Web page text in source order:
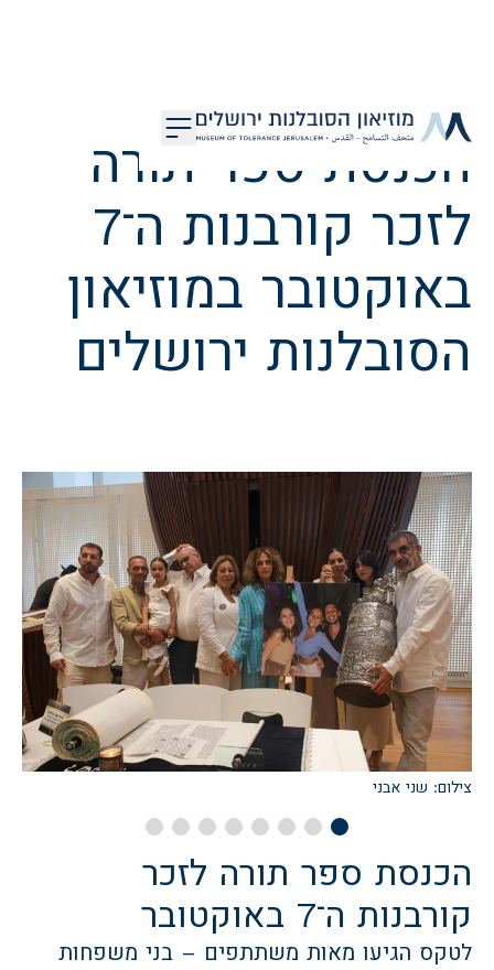
הכנסת ספר תורה
לזכר קורבנות ה־7
באוקטובר במוזיאון
הסובלנות ירושלים
הכנסת ספר תורה לזכר
קורבנות ה־7 באוקטובר
לטקס הגיעו מאות משתתפים – בני משפחות
צילום: שני אבני